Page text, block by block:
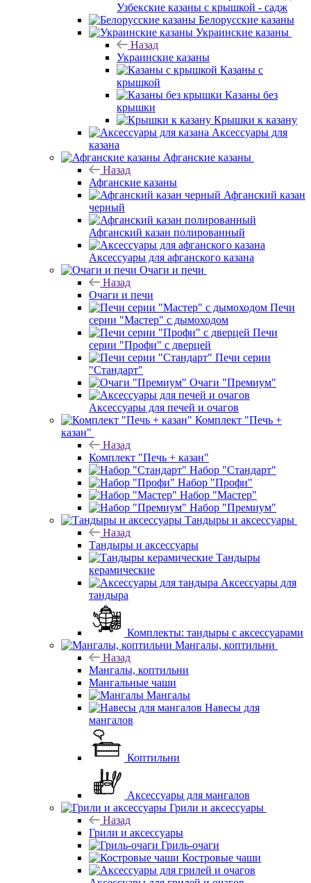
Узбекские казаны с крышкой - садж
Белорусские казаны
Украинские казаны
Назад
Украинские казаны
Казаны с
крышкой
Казаны без
крышки
Крышки к казану
Аксессуары для
казана
Афганские казаны
Назад
Афганские казаны
Афганский казан
черный
Афганский казан полированный
Аксессуары для афганского казана
Очаги и печи
Назад
Очаги и печи
Печи
серии "Мастер" с дымоходом
Печи
серии "Профи" с дверцей
Печи серии
"Стандарт"
Очаги "Премиум"
Аксессуары для печей и очагов
Комплект "Печь +
казан"
Назад
Комплект "Печь + казан"
Набор "Стандарт"
Набор "Профи"
Набор "Мастер"
Набор "Премиум"
Тандыры и аксессуары
Назад
Тандыры и аксессуары
Тандыры
керамические
Аксессуары для
тандыра
Комплекты: тандыры с аксессуарами
Мангалы, коптильни
Назад
Мангалы, коптильни
Мангальные чаши
Мангалы
Навесы для
мангалов
Коптильни
Аксессуары для мангалов
Грили и аксессуары
Назад
Грили и аксессуары
Гриль-очаги
Костровые чаши